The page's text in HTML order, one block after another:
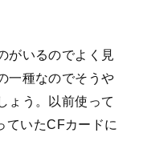
がいるのでよく見
一種なのでそうや
ょう。以前使って
ていたCFカードに